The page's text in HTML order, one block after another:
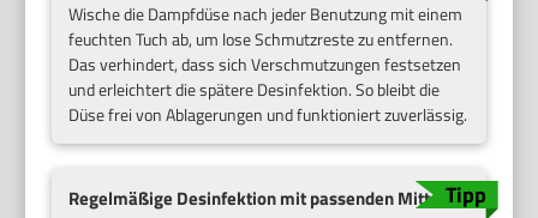
Wische die Dampfdüse nach jeder Benutzung mit einem
feuchten Tuch ab, um lose Schmutzreste zu entfernen.
Das verhindert, dass sich Verschmutzungen festsetzen
und erleichtert die spätere Desinfektion. So bleibt die
Düse frei von Ablagerungen und funktioniert zuverlässig.
Regelmäßige Desinfektion mit passenden Mitteln